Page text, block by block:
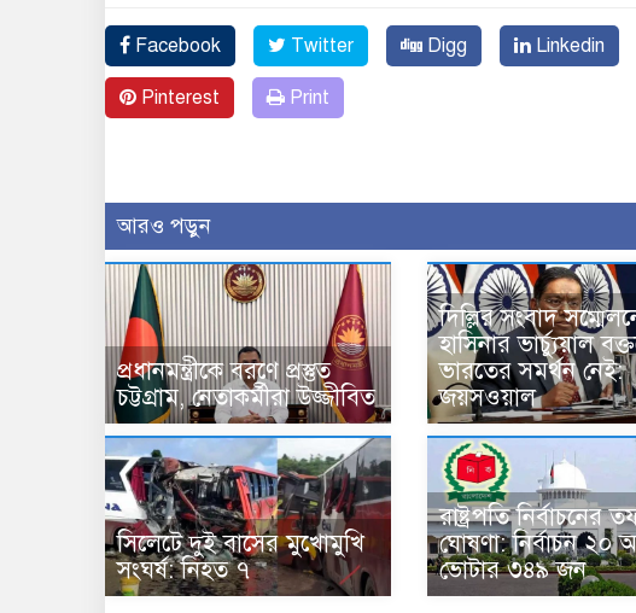
Facebook Twitter Digg Linkedin
Pinterest Print
আরও পড়ুন
প্রধানমন্ত্রীকে বরণে প্রস্তুত
চট্টগ্রাম, নেতাকর্মীরা উজ্জীবিত
দিল্লির সংবাদ
হাসিনার ভার্চ্যুয়াল
ভারতের সমর্থন নেই:
জয়সওয়াল
সিলেটে দুই বাসের মুখোমুখি
সংঘর্ষ: নিহত ৭
রাষ্ট্রপতি নির্বাচনের
ঘোষণা: নির্বাচন ২০
ভোটার ৩৪৯ জন